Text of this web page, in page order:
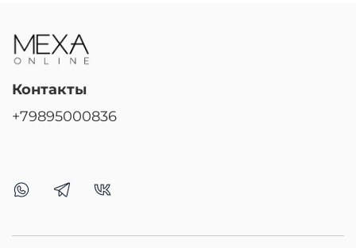
Контакты
+79895000836